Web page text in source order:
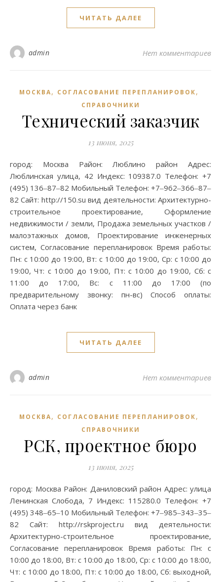
ЧИТАТЬ ДАЛЕЕ
admin Нет комментариев
МОСКВА, СОГЛАСОВАНИЕ ПЕРЕПЛАНИРОВОК,
СПРАВОЧНИКИ
Технический заказчик
13 июня, 2025
город: Москва Район: Люблино район Адрес:
Люблинская улица, 42 Индекс: 109387.0 Телефон: +7
(495) 136‒87‒82 Мобильный Телефон: +7‒962‒366‒87‒
82 Сайт: http://150.su вид деятельности: Архитектурно-
строительное проектирование, Оформление
недвижимости / земли, Продажа земельных участков /
малоэтажных домов, Проектирование инженерных
систем, Согласование перепланировок Время работы:
Пн: с 10:00 до 19:00, Вт: с 10:00 до 19:00, Ср: с 10:00 до
19:00, Чт: с 10:00 до 19:00, Пт: с 10:00 до 19:00, Сб: с
11:00 до 17:00, Вс: с 11:00 до 17:00 (по
предварительному звонку: пн-вс) Способ оплаты:
Оплата через банк
ЧИТАТЬ ДАЛЕЕ
admin Нет комментариев
МОСКВА, СОГЛАСОВАНИЕ ПЕРЕПЛАНИРОВОК,
СПРАВОЧНИКИ
РСК, проектное бюро
13 июня, 2025
город: Москва Район: Даниловский район Адрес: улица
Ленинская Слобода, 7 Индекс: 115280.0 Телефон: +7
(495) 348‒65‒10 Мобильный Телефон: +7‒985‒343‒35‒
82 Сайт: http://rskproject.ru вид деятельности:
Архитектурно-строительное проектирование,
Согласование перепланировок Время работы: Пн: с
10:00 до 18:00, Вт: с 10:00 до 18:00, Ср: с 10:00 до 18:00,
Чт: с 10:00 до 18:00, Пт: с 10:00 до 18:00, Сб: выходной,